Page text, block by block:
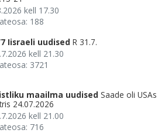
kell 17.30
188
Iisraeli uudised R 31.7.
kell 21.30
3721
maailma uudised Saade oli USAs
24.07.2026
kell 21.00
716